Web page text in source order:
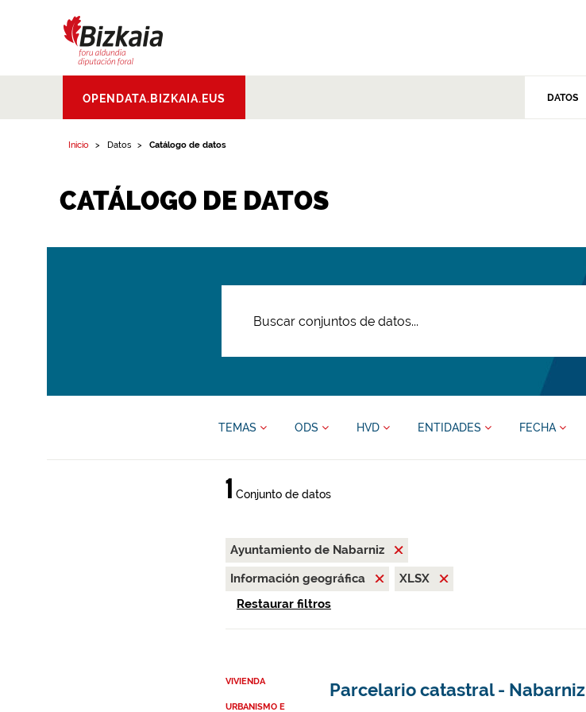
Aldundia.Diputacion
Foral de Bizkaia
OPENDATA.BIZKAIA.EUS DATOS
Inicio Datos Catálogo de datos
CATÁLOGO DE DATOS
TEMAS ODS HVD ENTIDADES FECHA
1 Conjunto de datos
Ayuntamiento de Nabarniz
Información geográfica
XLSX
Restaurar filtros
VIVIENDA
URBANISMO E
Parcelario catastral - Nabarniz